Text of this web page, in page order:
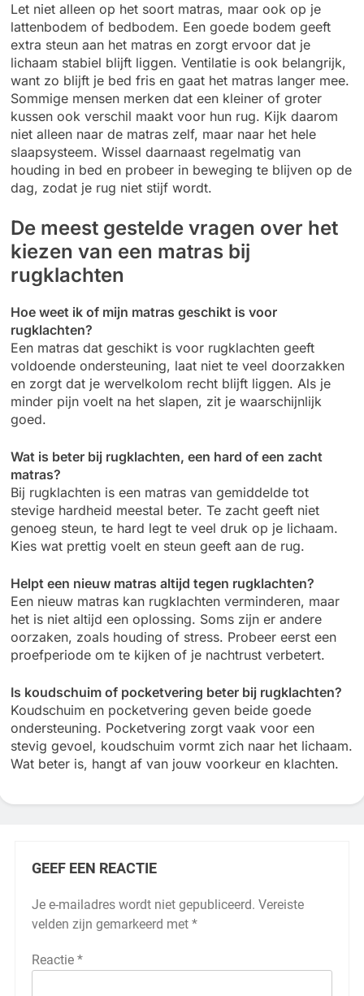
Let niet alleen op het soort matras, maar ook op je
lattenbodem of bedbodem. Een goede bodem geeft
extra steun aan het matras en zorgt ervoor dat je
lichaam stabiel blijft liggen. Ventilatie is ook belangrijk,
want zo blijft je bed fris en gaat het matras langer mee.
Sommige mensen merken dat een kleiner of groter
kussen ook verschil maakt voor hun rug. Kijk daarom
niet alleen naar de matras zelf, maar naar het hele
slaapsysteem. Wissel daarnaast regelmatig van
houding in bed en probeer in beweging te blijven op de
dag, zodat je rug niet stijf wordt.
De meest gestelde vragen over het
kiezen van een matras bij
rugklachten
Hoe weet ik of mijn matras geschikt is voor
rugklachten?
Een matras dat geschikt is voor rugklachten geeft
voldoende ondersteuning, laat niet te veel doorzakken
en zorgt dat je wervelkolom recht blijft liggen. Als je
minder pijn voelt na het slapen, zit je waarschijnlijk
goed.
Wat is beter bij rugklachten, een hard of een zacht
matras?
Bij rugklachten is een matras van gemiddelde tot
stevige hardheid meestal beter. Te zacht geeft niet
genoeg steun, te hard legt te veel druk op je lichaam.
Kies wat prettig voelt en steun geeft aan de rug.
Helpt een nieuw matras altijd tegen rugklachten?
Een nieuw matras kan rugklachten verminderen, maar
het is niet altijd een oplossing. Soms zijn er andere
oorzaken, zoals houding of stress. Probeer eerst een
proefperiode om te kijken of je nachtrust verbetert.
Is koudschuim of pocketvering beter bij rugklachten?
Koudschuim en pocketvering geven beide goede
ondersteuning. Pocketvering zorgt vaak voor een
stevig gevoel, koudschuim vormt zich naar het lichaam.
Wat beter is, hangt af van jouw voorkeur en klachten.
GEEF EEN REACTIE
Je e-mailadres wordt niet gepubliceerd. Vereiste
velden zijn gemarkeerd met *
Reactie *